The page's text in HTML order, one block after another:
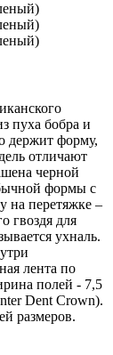
пуха бобра и
держит форму,
отличают
черной
формы с
перетяжке –
гвоздя для
ухналь.
лента по
полей - 7,5
Dent Crown).
размеров.